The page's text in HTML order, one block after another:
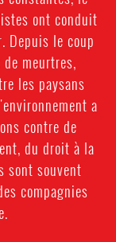
ont conduit
Depuis le coup
meurtres,
les paysans
a
contre de
du droit à la
sont souvent
compagnies